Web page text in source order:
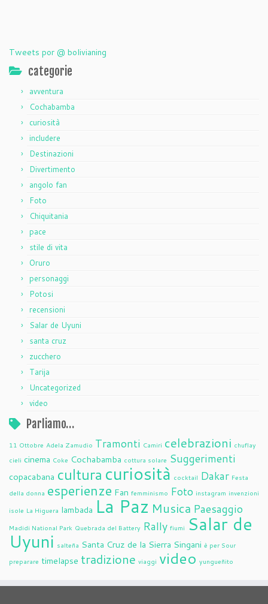
Tweets por @ bolivianing
categorie
avventura
Cochabamba
curiosità
includere
Destinazioni
Divertimento
angolo fan
Foto
Chiquitania
pace
stile di vita
Oruro
personaggi
Potosi
recensioni
Salar de Uyuni
santa cruz
zucchero
Tarija
Uncategorized
video
Parliamo…
11 Ottobre Adela Zamudio Tramonti Camiri celebrazioni chuflay
cieli cinema Coke Cochabamba cottura solare Suggerimenti
copacabana cultura curiosità cocktail Dakar Festa
della donna esperienze Fan femminismo Foto instagram invenzioni
isole La Higuera lambada La Paz Musica Paesaggio
Madidi National Park Quebrada del Battery Rally fiumi Salar de
Uyuni salteña Santa Cruz de la Sierra Singani è per Sour
preparare timelapse tradizione viaggi video yungueñito